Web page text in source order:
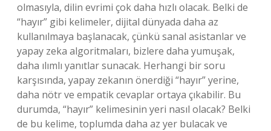
olmasıyla, dilin evrimi çok daha hızlı olacak. Belki de
“hayır” gibi kelimeler, dijital dünyada daha az
kullanılmaya başlanacak, çünkü sanal asistanlar ve
yapay zeka algoritmaları, bizlere daha yumuşak,
daha ılımlı yanıtlar sunacak. Herhangi bir soru
karşısında, yapay zekanın önerdiği “hayır” yerine,
daha nötr ve empatik cevaplar ortaya çıkabilir. Bu
durumda, “hayır” kelimesinin yeri nasıl olacak? Belki
de bu kelime, toplumda daha az yer bulacak ve